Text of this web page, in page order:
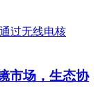
市场，生态协